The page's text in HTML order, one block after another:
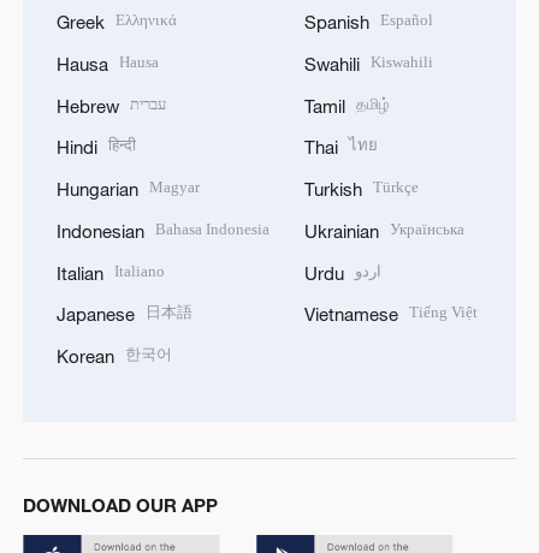
Greek Ελληνικά
Hausa Hausa
Hebrew עברית
Hindi हिन्दी
Hungarian Magyar
Indonesian Bahasa Indonesia
Italian Italiano
Japanese 日本語
Korean 한국어
Spanish Español
Swahili Kiswahili
Tamil தமிழ்
Thai ไทย
Turkish Türkçe
Ukrainian Українська
Urdu اردو
Vietnamese Tiếng Việt
DOWNLOAD OUR APP